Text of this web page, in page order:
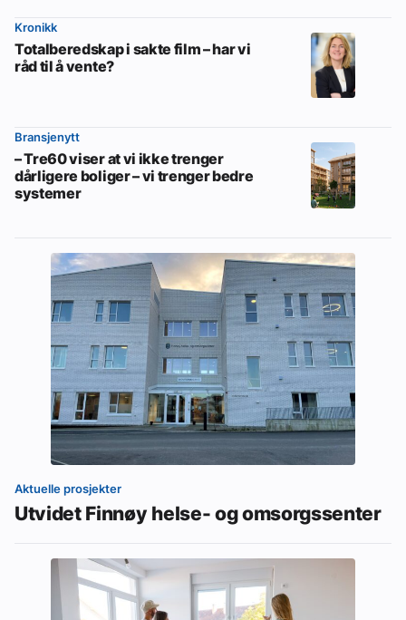
Kronikk
Totalberedskap i sakte film – har vi
råd til å vente?
Bransjenytt
– Tre60 viser at vi ikke trenger
dårligere boliger – vi trenger bedre
systemer
Aktuelle prosjekter
Utvidet Finnøy helse- og omsorgssenter